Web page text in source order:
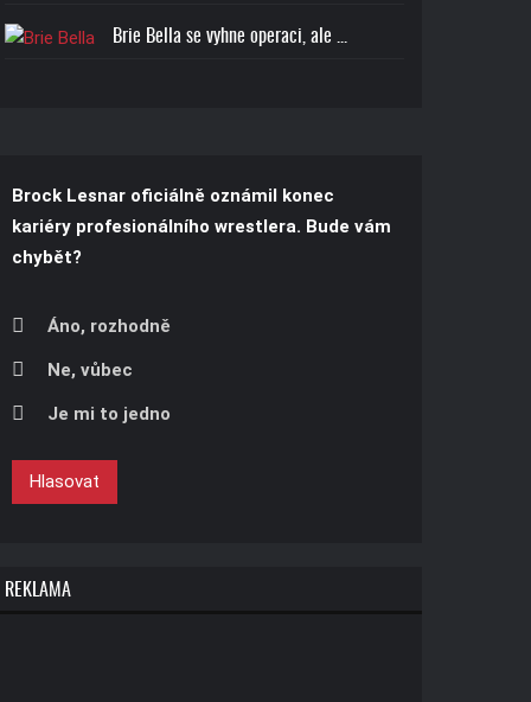
Brie Bella se vyhne operaci, ale ...
Brock Lesnar oficiálně oznámil konec
kariéry profesionálního wrestlera. Bude vám
chybět?
Áno, rozhodně
Ne, vůbec
Je mi to jedno
Hlasovat
REKLAMA